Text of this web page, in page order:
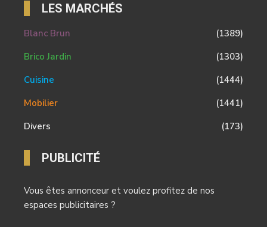
LES MARCHÉS
Blanc Brun
(1389)
Brico Jardin
(1303)
Cuisine
(1444)
Mobilier
(1441)
Divers
(173)
PUBLICITÉ
Vous êtes annonceur et voulez profitez de nos
espaces publicitaires ?